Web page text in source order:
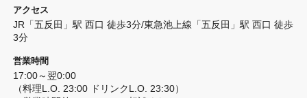
アクセス
JR「五反田」駅 西口 徒歩3分/東急池上線「五反田」駅 西口 徒歩
3分
営業時間
17:00～翌0:00
（料理L.O. 23:00 ドリンクL.O. 23:30）